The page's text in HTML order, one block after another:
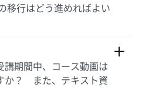
移行はどう進めればよい
講期間中、コース動画は
か？ また、テキスト資